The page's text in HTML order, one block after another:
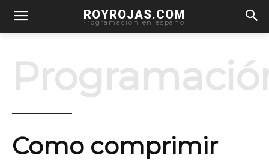
ROYROJAS.COM
Programación en español
Como comprimir